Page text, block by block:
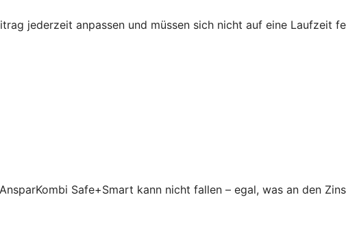
jederzeit anpassen und müssen sich nicht auf eine
Safe+Smart kann nicht fallen – egal, was an den